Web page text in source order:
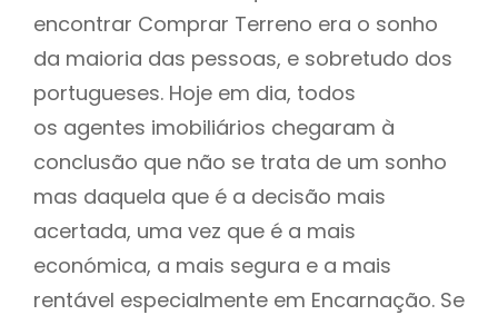
encontrar Comprar Terreno era o sonho
da maioria das pessoas, e sobretudo dos
portugueses. Hoje em dia, todos
os agentes imobiliários chegaram à
conclusão que não se trata de um sonho
mas daquela que é a decisão mais
acertada, uma vez que é a mais
económica, a mais segura e a mais
rentável especialmente em Encarnação. Se